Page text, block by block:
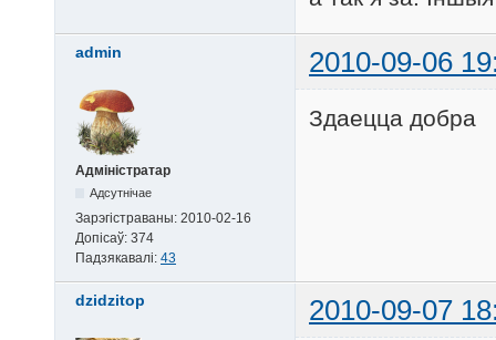
admin 2010-09-06
Адміністратар
Адсутнічае
Зарэгістраваны: 2010-02-16
Допісаў: 374
Падзякавалі: 43
Здаецца добра
dzidzitop 2010-09-07